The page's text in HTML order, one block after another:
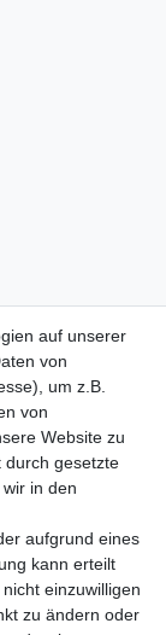
auf unserer
von
um z.B.
von
Website zu
durch gesetzte
in den
aufgrund eines
kann erteilt
einzuwilligen
zu ändern oder